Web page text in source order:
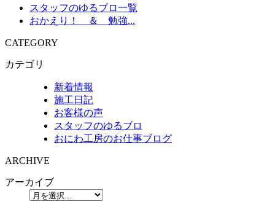
スタッフのゆるブロ一覧
おかえり！ ＆ 勉強...
CATEGORY
カテゴリ
新着情報
施工日記
お客様の声
スタッフのゆるブロ
おにわ工房のお仕事ブログ
ARCHIVE
アーカイブ